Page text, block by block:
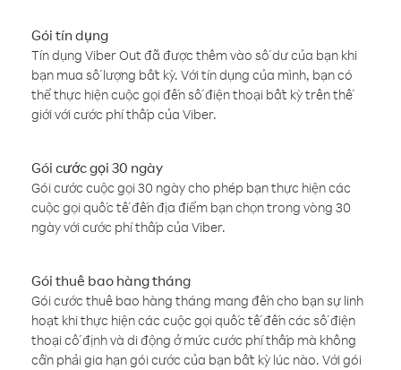
Gói tín dụng
Tín dụng Viber Out đã được thêm vào số dư của bạn khi
bạn mua số lượng bất kỳ. Với tín dụng của mình, bạn có
thể thực hiện cuộc gọi đến số điện thoại bất kỳ trên thế
giới với cước phí thấp của Viber.
Gói cước gọi 30 ngày
Gói cước cuộc gọi 30 ngày cho phép bạn thực hiện các
cuộc gọi quốc tế đến địa điểm bạn chọn trong vòng 30
ngày với cước phí thấp của Viber.
Gói thuê bao hàng tháng
Gói cước thuê bao hàng tháng mang đến cho bạn sự linh
hoạt khi thực hiện các cuộc gọi quốc tế đến các số điện
thoại cố định và di động ở mức cước phí thấp mà không
cần phải gia hạn gói cước của bạn bất kỳ lúc nào. Với gói